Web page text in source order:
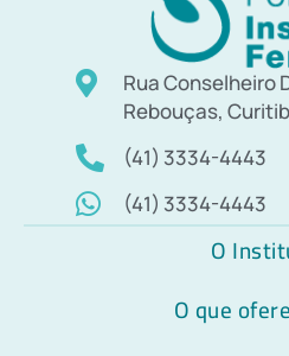
Rua Conselheiro
Rebouças,
(41) 3334-4443
(41) 3334-4443
O
O que